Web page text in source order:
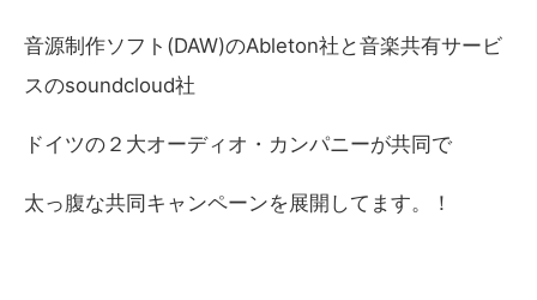
音源制作ソフト(DAW)のAbleton社と音楽共有サービ
スのsoundcloud社
ドイツの２大オーディオ・カンパニーが共同で
太っ腹な共同キャンペーンを展開してます。！